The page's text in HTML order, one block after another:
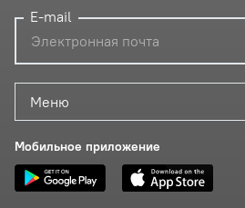
Меню
Мобильное приложение
E-mail